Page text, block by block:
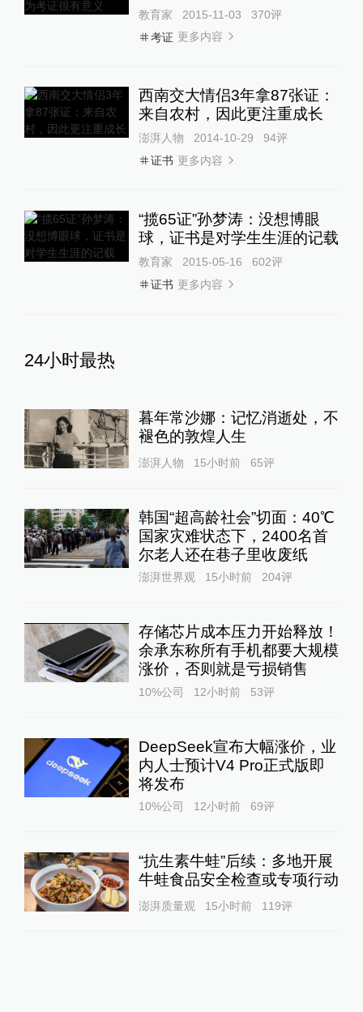
教育家 2015-11-03 370评
考证 更多内容
西南交大情侣3年拿87张证：
来自农村，因此更注重成长
澎湃人物 2014-10-29 94评
证书 更多内容
“揽65证”孙梦涛：没想博眼
球，证书是对学生生涯的记载
教育家 2015-05-16 602评
证书 更多内容
24小时最热
暮年常沙娜：记忆消逝处，不
褪色的敦煌人生
澎湃人物 15小时前 65评
韩国“超高龄社会”切面：40℃
国家灾难状态下，2400名首
尔老人还在巷子里收废纸
澎湃世界观 15小时前 204评
存储芯片成本压力开始释放！
余承东称所有手机都要大规模
涨价，否则就是亏损销售
10%公司 12小时前 53评
DeepSeek宣布大幅涨价，业
内人士预计V4 Pro正式版即
将发布
10%公司 12小时前 69评
“抗生素牛蛙”后续：多地开展
牛蛙食品安全检查或专项行动
澎湃质量观 15小时前 119评